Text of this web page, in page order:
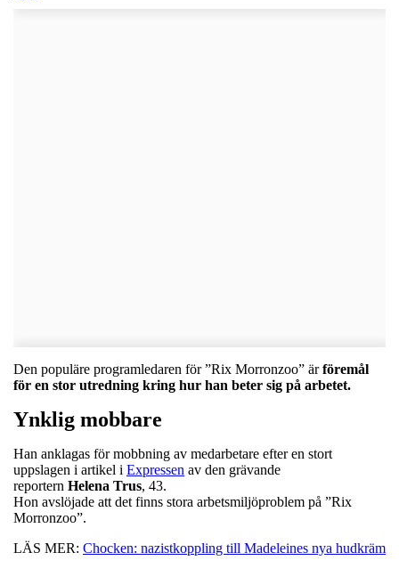
Den populäre programledaren för ”Rix Morronzoo” ärföremål
för en stor utredning kring hur han beter sig på arbetet.
Ynklig mobbare
Han anklagas för mobbning av medarbetare efter en stort
uppslagen i artikel i Expressen av den grävande
reportern Helena Trus, 43.
Hon avslöjade att det finns stora arbetsmiljöproblem på ”Rix
Morronzoo”.
LÄS MER: Chocken: nazistkoppling till Madeleines nya hudkräm